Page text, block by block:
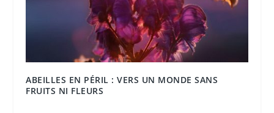
ABEILLES EN PÉRIL : VERS UN MONDE SANS
FRUITS NI FLEURS